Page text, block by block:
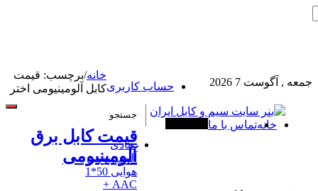
جمعه , آگوست 7 2026 حساب کاربری
خانهتماس با ما
هادی
آلومینیومی
هوایی 50*1
AAC +
خانه/برچسب: قیمت
کابل آلومینیومی اختر
قیمت کابل برق
آلومینیومی